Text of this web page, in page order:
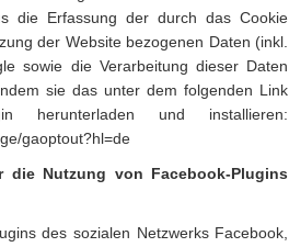
die Erfassung der durch das Cookie
der Website bezogenen Daten (inkl.
sowie die Verarbeitung dieser Daten
sie das unter dem folgenden Link
herunterladen und installieren:
gaoptout?hl=de
die Nutzung von Facebook-Plugins
des sozialen Netzwerks Facebook,